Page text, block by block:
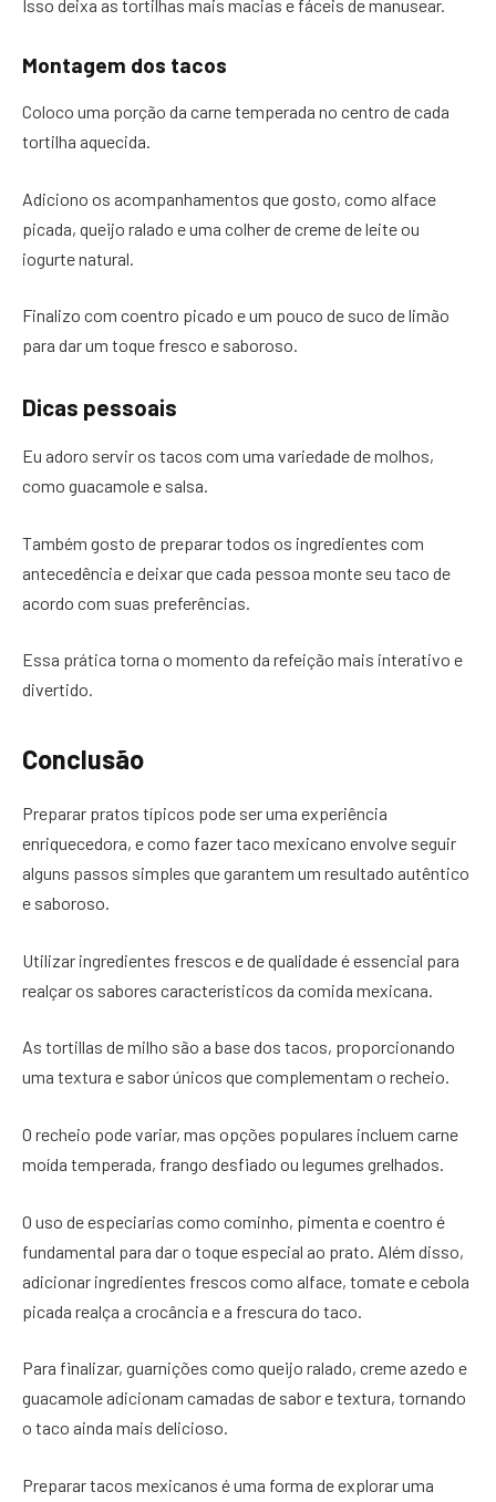
Isso deixa as tortilhas mais macias e fáceis de manusear.
Montagem dos tacos
Coloco uma porção da carne temperada no centro de cada
tortilha aquecida.
Adiciono os acompanhamentos que gosto, como alface
picada, queijo ralado e uma colher de creme de leite ou
iogurte natural.
Finalizo com coentro picado e um pouco de suco de limão
para dar um toque fresco e saboroso.
Dicas pessoais
Eu adoro servir os tacos com uma variedade de molhos,
como guacamole e salsa.
Também gosto de preparar todos os ingredientes com
antecedência e deixar que cada pessoa monte seu taco de
acordo com suas preferências.
Essa prática torna o momento da refeição mais interativo e
divertido.
Conclusão
Preparar pratos típicos pode ser uma experiência
enriquecedora, e como fazer taco mexicano envolve seguir
alguns passos simples que garantem um resultado autêntico
e saboroso.
Utilizar ingredientes frescos e de qualidade é essencial para
realçar os sabores característicos da comida mexicana.
As tortillas de milho são a base dos tacos, proporcionando
uma textura e sabor únicos que complementam o recheio.
O recheio pode variar, mas opções populares incluem carne
moída temperada, frango desfiado ou legumes grelhados.
O uso de especiarias como cominho, pimenta e coentro é
fundamental para dar o toque especial ao prato. Além disso,
adicionar ingredientes frescos como alface, tomate e cebola
picada realça a crocância e a frescura do taco.
Para finalizar, guarnições como queijo ralado, creme azedo e
guacamole adicionam camadas de sabor e textura, tornando
o taco ainda mais delicioso.
Preparar tacos mexicanos é uma forma de explorar uma